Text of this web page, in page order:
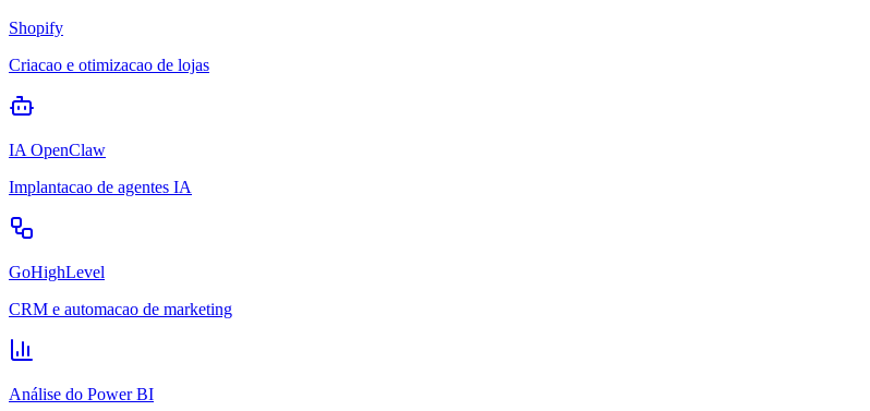
Shopify
Criacao e otimizacao de lojas
IA OpenClaw
Implantacao de agentes IA
GoHighLevel
CRM e automacao de marketing
Análise do Power BI